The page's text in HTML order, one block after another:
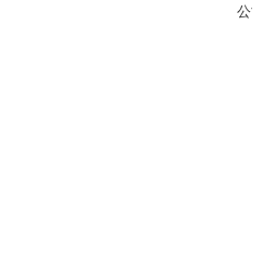
公司